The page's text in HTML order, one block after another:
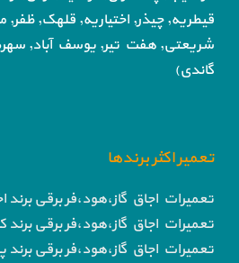
قیطریه, چیذر, اختیاریه, قلهک, ظفر,
شریعتی, هفت تیر, یوسف آباد,
گاندی)
تعمیر اکثر برندها
تعمیرات اجاق گاز،هود،فر برقی برند
تعمیرات اجاق گاز،هود،فر برقی برند
تعمیرات اجاق گاز،هود،فر برقی برند